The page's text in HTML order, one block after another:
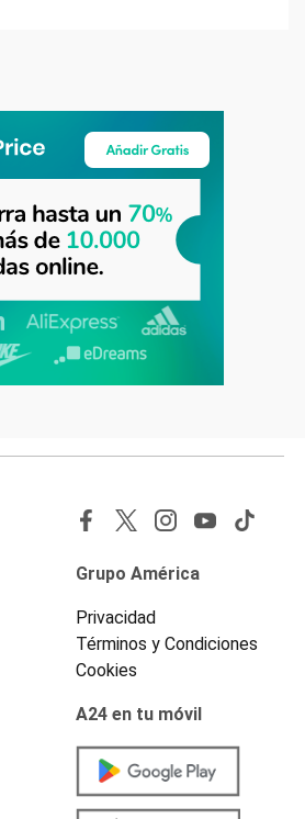
Grupo América
Privacidad
Términos y Condiciones
Cookies
A24 en tu móvil